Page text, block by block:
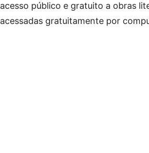
acesso público e gratuito a obras
acessadas gratuitamente por